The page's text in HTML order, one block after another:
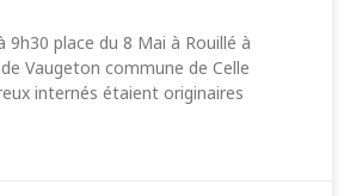
9h30 place du 8 Mai à Rouillé à
Vaugeton commune de Celle
internés étaient originaires